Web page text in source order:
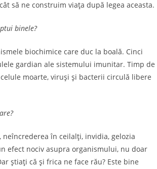
să ne construim viaţa după legea aceasta.
binele?
biochimice care duc la boală. Cinci
gardian ale sistemului imuni­tar. Timp de
moarte, viruşi şi bac­terii circulă libere
în ceilalţi, invidia, gelozia
efect nociv asupra organis­mu­lui, nu doar
ştiaţi că şi frica ne face rău? Este bine